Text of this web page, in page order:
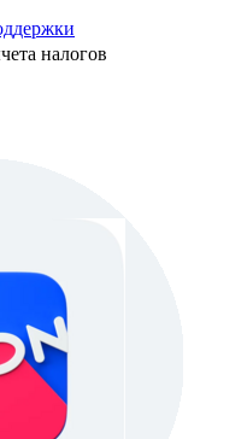
налогов